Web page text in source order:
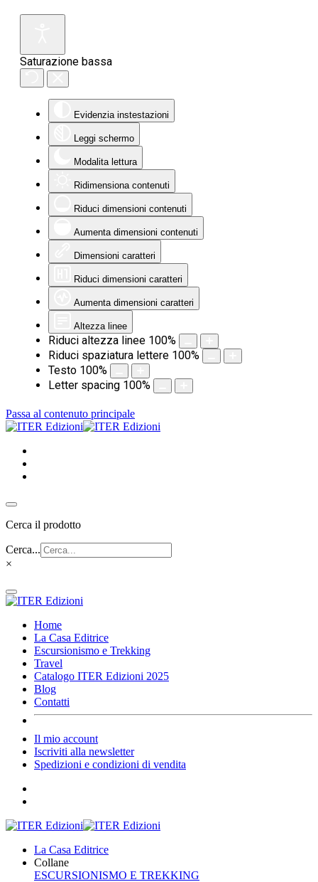
Saturazione bassa
Evidenzia instestazioni
Leggi schermo
Modalita lettura
Ridimensiona contenuti
Riduci dimensioni contenuti
Aumenta dimensioni contenuti
Dimensioni caratteri
Riduci dimensioni caratteri
Aumenta dimensioni caratteri
Altezza linee
Riduci altezza linee 100%
Riduci spaziatura lettere 100%
Testo 100%
Letter spacing 100%
Passa al contenuto principale
Cerca il prodotto
Cerca...
×
Home
La Casa Editrice
Escursionismo e Trekking
Travel
Catalogo ITER Edizioni 2025
Blog
Contatti
Il mio account
Iscriviti alla newsletter
Spedizioni e condizioni di vendita
La Casa Editrice
Collane
ESCURSIONISMO E TREKKING